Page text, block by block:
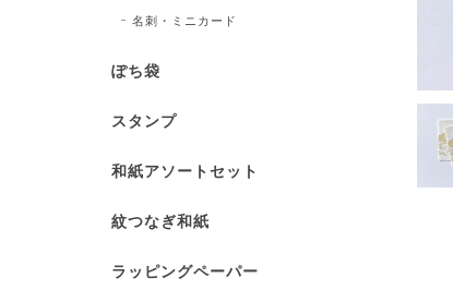
名刺・ミニカード
ぽち袋
スタンプ
和紙アソートセット
紋つなぎ和紙
ラッピングペーパー